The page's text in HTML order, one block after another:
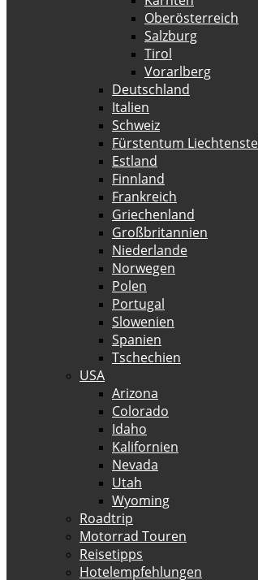
Oberösterreich
Salzburg
Tirol
Vorarlberg
Deutschland
Italien
Schweiz
Fürstentum
Estland
Finnland
Frankreich
Griechenland
Großbritannien
Niederlande
Norwegen
Polen
Portugal
Slowenien
Spanien
Tschechien
USA
Arizona
Colorado
Idaho
Kalifornien
Nevada
Utah
Wyoming
Roadtrip
Motorrad Touren
Reisetipps
Hotelempfehlungen